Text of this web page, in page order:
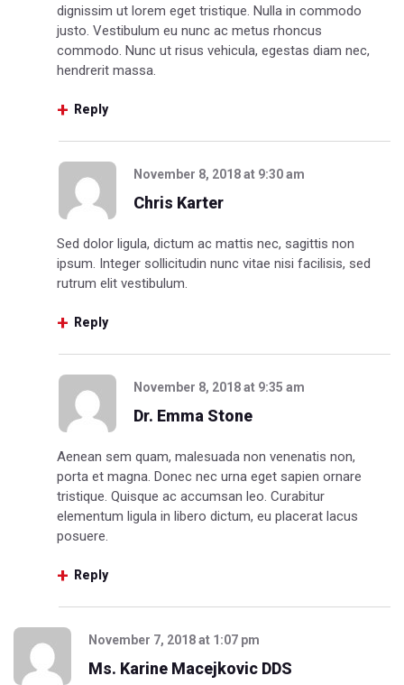
dignissim ut lorem eget tristique. Nulla in commodo
justo. Vestibulum eu nunc ac metus rhoncus
commodo. Nunc ut risus vehicula, egestas diam nec,
hendrerit massa.
Reply
November 8, 2018at 9:30 am
Chris Karter
Sed dolor ligula, dictum ac mattis nec, sagittis non
ipsum. Integer sollicitudin nunc vitae nisi facilisis, sed
rutrum elit vestibulum.
Reply
November 8, 2018at 9:35 am
Dr. Emma Stone
Aenean sem quam, malesuada non venenatis non,
porta et magna. Donec nec urna eget sapien ornare
tristique. Quisque ac accumsan leo. Curabitur
elementum ligula in libero dictum, eu placerat lacus
posuere.
Reply
November 7, 2018at 1:07 pm
Ms. Karine Macejkovic DDS